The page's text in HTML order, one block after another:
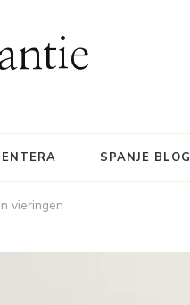
SPANJE BLOG
vieringen